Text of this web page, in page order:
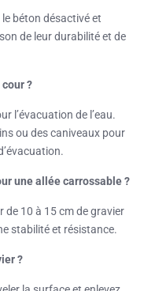
béton désactivé et
de leur durabilité et de
?
l’évacuation de l’eau.
ou des caniveaux pour
une allée carrossable ?
de 10 à 15 cm de gravier
stabilité et résistance.
?